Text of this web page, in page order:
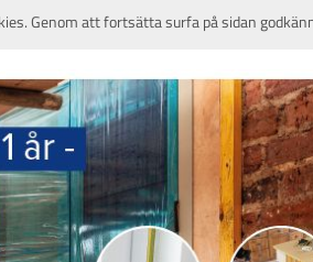
Genom att fortsätta surfa på sidan